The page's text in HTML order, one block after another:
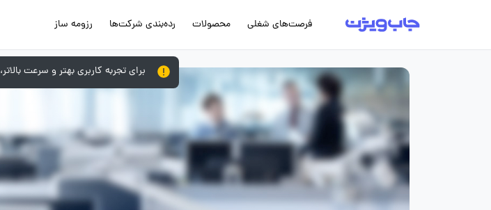
فرصت‌های شغلی محصولات رده‌بندی شرکت‌ها رزومه ساز
برای تجربه کاربری بهتر و سرعت بالاتر، vpn خود را خاموش کنید.